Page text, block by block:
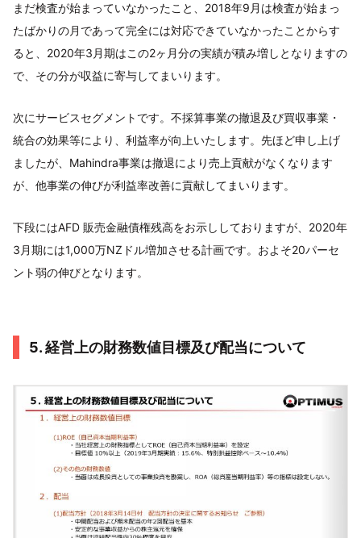
まだ検査が始まっていなかったこと、2018年9月は検査が始まっ
たばかりの月であって完全には対応できていなかったことからす
ると、2020年3月期はこの2ヶ月分の実績が積み増しとなりますの
で、その分が収益に寄与してまいります。
次にサービスセグメントです。不採算事業の撤退及び買収事業・
統合の効果等により、利益率が向上いたします。先ほど申し上げ
ましたが、Mahindra事業は撤退により売上貢献がなくなります
が、他事業の伸びが利益率改善に貢献してまいります。
下段にはAFD 販売金融債権残高をお示ししておりますが、2020年
3月期には1,000万NZドル増加させる計画です。およそ20パーセ
ント弱の伸びとなります。
5. 経営上の財務数値目標及び配当について